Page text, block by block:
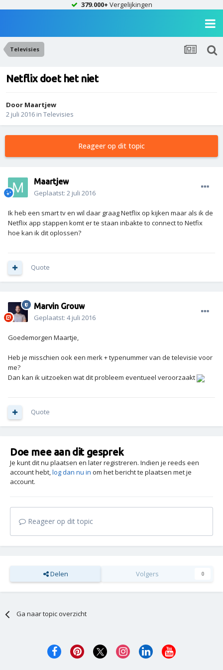
379.000+ Vergelijkingen
Televisies
Netflix doet het niet
Door Maartjew
2 juli 2016 in Televisies
Reageer op dit topic
Maartjew
Geplaatst: 2 juli 2016
Ik heb een smart tv en wil daar graag Netflix op kijken maar als ik de
Netflix app stappen komt er te staan inbakte to connect to Netfix
hoe kan ik dit oplossen?
Quote
Marvin Grouw
Geplaatst: 4 juli 2016
Goedemorgen Maartje,
Heb je misschien ook een merk + typenummer van de televisie voor
me?
Dan kan ik uitzoeken wat dit probleem eventueel veroorzaakt
Quote
Doe mee aan dit gesprek
Je kunt dit nu plaatsen en later registreren. Indien je reeds een
account hebt,log dan nu in om het bericht te plaatsen met je
account.
Reageer op dit topic
Delen Volgers 0
Ga naar topic overzicht